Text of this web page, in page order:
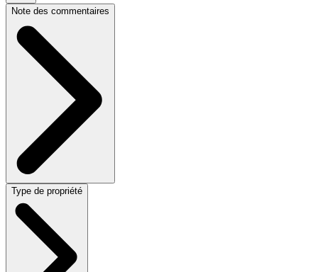
Note des commentaires
Type de propriété